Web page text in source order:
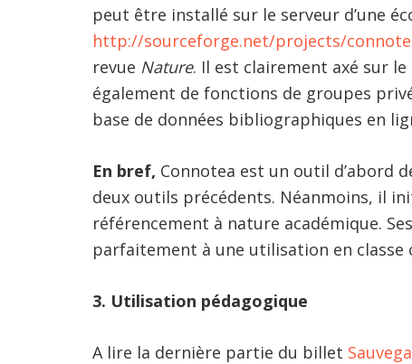
peut être installé sur le serveur d’une
http://sourceforge.net/projects/
revue Nature. Il est clairement axé sur
également de fonctions de groupes
base de données bibliographiques en
En bref, Connotea est un outil d’abord
deux outils précédents. Néanmoins, il
référencement à nature académique.
parfaitement à une utilisation en classe
3. Utilisation pédagogique
A lire la dernière partie du billet